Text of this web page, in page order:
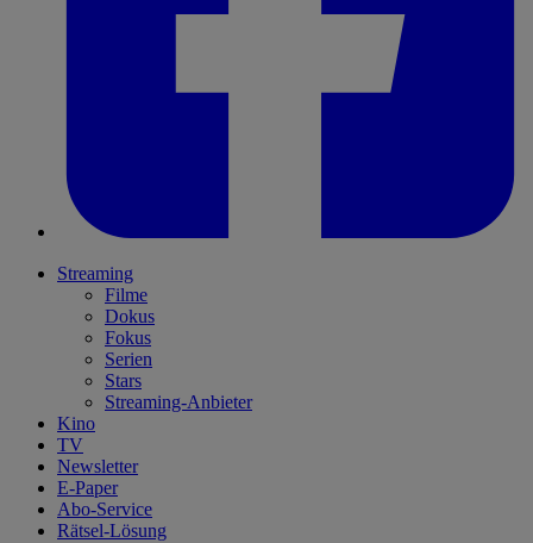
Streaming
Filme
Dokus
Fokus
Serien
Stars
Streaming-Anbieter
Kino
TV
Newsletter
E-Paper
Abo-Service
Rätsel-Lösung